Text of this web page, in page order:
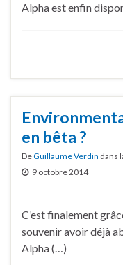
Alpha est enfin
en bêta ?
DeGuillaume Verdin dans
9 octobre 2014
C’est finalement
souvenir avoir déjà
Alpha (…)